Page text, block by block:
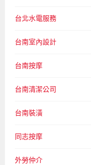
台北水電服務
台南室內設計
台南按摩
台南清潔公司
台南裝潢
同志按摩
外勞仲介